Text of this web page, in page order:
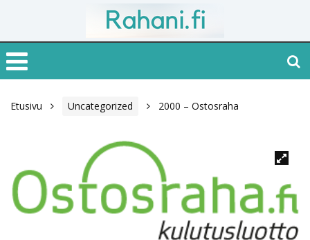
Etusivu Uncategorized 2000 – Ostosraha